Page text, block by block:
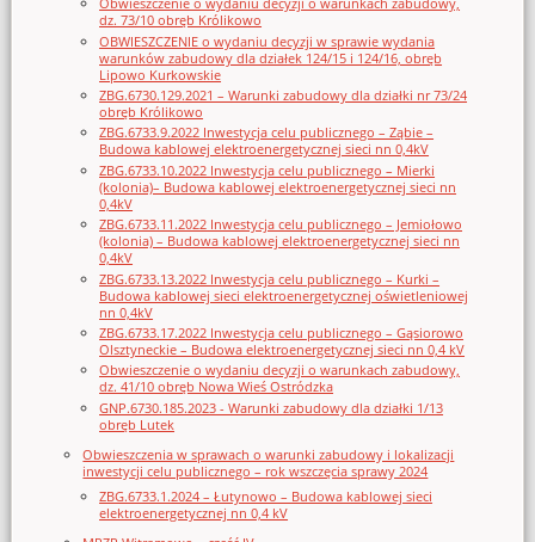
dz. 73/10 obręb Królikowo
OBWIESZCZENIE o wydaniu decyzji w sprawie wydania
warunków zabudowy dla działek 124/15 i 124/16, obręb
Lipowo Kurkowskie
ZBG.6730.129.2021 – Warunki zabudowy dla działki nr 73/24
obręb Królikowo
ZBG.6733.9.2022 Inwestycja celu publicznego – Ząbie –
Budowa kablowej elektroenergetycznej sieci nn 0,4kV
ZBG.6733.10.2022 Inwestycja celu publicznego – Mierki
(kolonia)– Budowa kablowej elektroenergetycznej sieci nn
0,4kV
ZBG.6733.11.2022 Inwestycja celu publicznego – Jemiołowo
(kolonia) – Budowa kablowej elektroenergetycznej sieci nn
0,4kV
ZBG.6733.13.2022 Inwestycja celu publicznego – Kurki –
Budowa kablowej sieci elektroenergetycznej oświetleniowej
nn 0,4kV
ZBG.6733.17.2022 Inwestycja celu publicznego – Gąsiorowo
Olsztyneckie – Budowa elektroenergetycznej sieci nn 0,4 kV
Obwieszczenie o wydaniu decyzji o warunkach zabudowy,
dz. 41/10 obręb Nowa Wieś Ostródzka
GNP.6730.185.2023 - Warunki zabudowy dla działki 1/13
obręb Lutek
Obwieszczenia w sprawach o warunki zabudowy i lokalizacji
inwestycji celu publicznego – rok wszczęcia sprawy 2024
ZBG.6733.1.2024 – Łutynowo – Budowa kablowej sieci
elektroenergetycznej nn 0,4 kV